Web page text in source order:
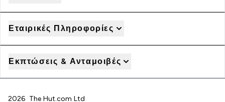
Εταιρικές Πληροφορίες
Εκπτώσεις & Ανταμοιβές
2026 The Hut.com Ltd